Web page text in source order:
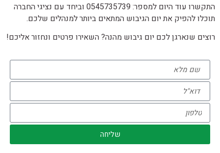
התקשרו עוד היום למספר: 0545735739 וביחד עם נציגי החברה
תוכלו להפיק את יום הגיבוש המתאים ביותר למנהלים שלכם.
רוצים שנארגן לכם יום גיבוש מהנה? השאירו פרטים ונחזור אליכם!
שליחה